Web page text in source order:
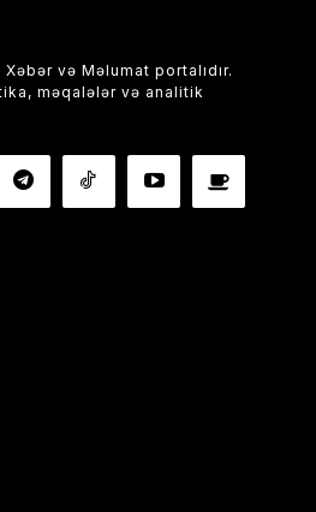
və Məlumat portalıdır.
məqalələr və analitik